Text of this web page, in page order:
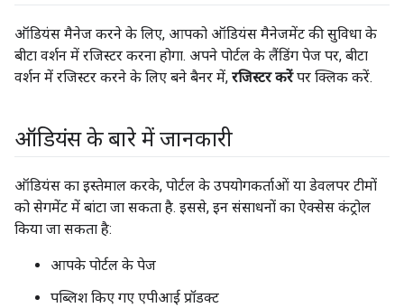
ऑडियंस मैनेज करने के लिए, आपको ऑडियंस मैनेजमेंट की सुविधा के
बीटा वर्शन में रजिस्टर करना होगा. अपने पोर्टल के लैंडिंग पेज पर, बीटा
वर्शन में रजिस्टर करने के लिए बने बैनर में, रजिस्टर करेंपर क्लिक करें.
ऑडियंस के बारे में जानकारी
ऑडियंस का इस्तेमाल करके, पोर्टल के उपयोगकर्ताओं या डेवलपर टीमों
को सेगमेंट में बांटा जा सकता है. इससे, इन संसाधनों का ऐक्सेस कंट्रोल
किया जा सकता है:
आपके पोर्टल के पेज
पब्लिश किए गए एपीआई प्रॉडक्ट